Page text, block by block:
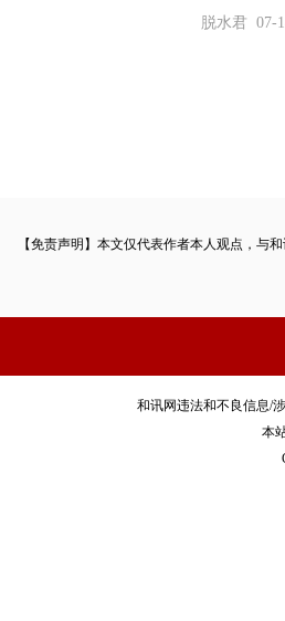
脱水君 07-
【免责声明】本文仅代表作者本人观点，与
和讯网违法和不良信息/
本